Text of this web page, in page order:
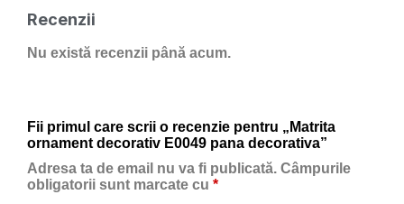
Recenzii
Nu există recenzii până acum.
Fii primul care scrii o recenzie pentru „Matrita
ornament decorativ E0049 pana decorativa”
Adresa ta de email nu va fi publicată. Câmpurile
obligatorii sunt marcate cu *